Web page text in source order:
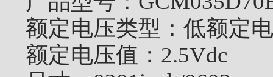
额定电压类型： 低额定
额定电压值： 2.5Vdc